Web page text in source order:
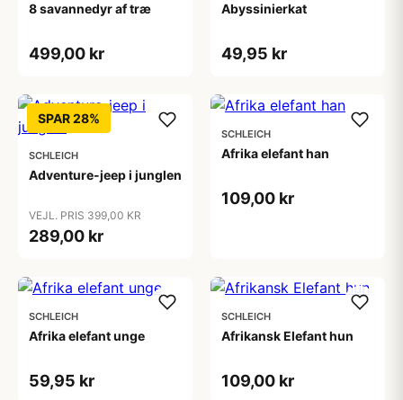
8 savannedyr af træ
499,00 kr
Abyssinierkat
49,95 kr
SPAR 28%
SCHLEICH
Adventure-jeep i junglen
VEJL. PRIS 399,00 KR
289,00 kr
SCHLEICH
Afrika elefant han
109,00 kr
SCHLEICH
Afrika elefant unge
59,95 kr
SCHLEICH
Afrikansk Elefant hun
109,00 kr